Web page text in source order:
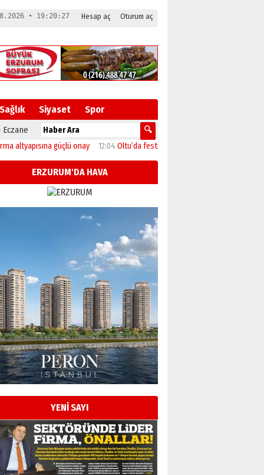
Hesap aç Oturum aç
• 19:20:28
Sağlık Siyaset Spor
güçlü onay 12:04Oltu’da festival coşkusu konserle zirveye ulaştı
ERZURUM'DA HAVA
YENİ SAYI
Esat BİNDESEN
Başkan Sekmen’den Erzurum’a
bir vizyon proje daha!
02 Ağustos 2026 Pazar
Kadir SABUNCUOĞLU
Erzurumspor’un köşe taşları
29 Haziran 2026 Pazartesi
Kenan GÜLERCİ
Murat Şahsuvaroğlu ERKON’da
çıtayı yukarı taşırken,
yönetimdekiler aşağı
çekmemeli!
17 Şubat 2026 SalıOrhan BOZKURT